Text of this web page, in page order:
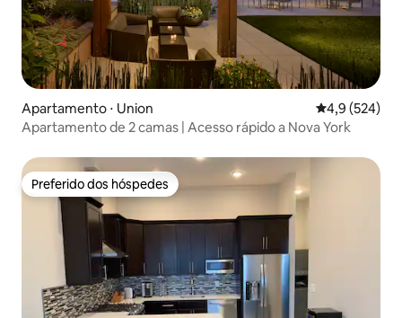
Apartamento ⋅ Union 4,9 de uma
4,9 (524)
Apartamento de 2 camas | Acesso rápido a Nova York
Preferido dos hóspedes
Preferido dos hóspedes